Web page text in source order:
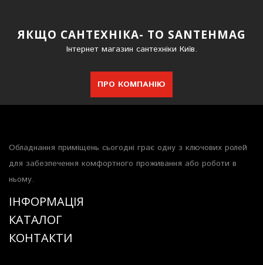
ЯКЩО САНТЕХНІКА- ТО SANTEHMAG
Інтернет магазин сантехніки Київ.
ПРО КОМПАНІЮ
Обладнання приміщень сьогодні грає одну з ключових ролей
для забезпечення комфортного проживання або роботи в
ньому.
ІНФОРМАЦІЯ
КАТАЛОГ
КОНТАКТИ